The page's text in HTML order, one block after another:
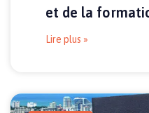
et de la
Lire plus »